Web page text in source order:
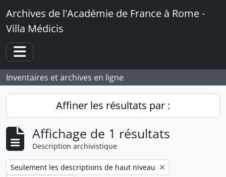
Skip to main content
Archives de l'Académie de France à Rome -
Villa Médicis
Toggle navigation
Inventaires et archives en ligne
Affiner les résultats par :
Affichage de 1 résultats
Description archivistique
Remove filter:
Seulement les descriptions de haut niveau